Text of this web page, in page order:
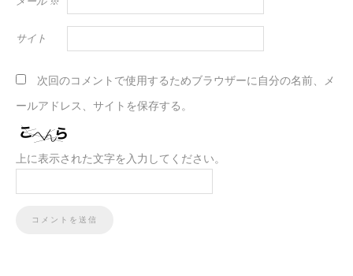
サイト
次回のコメントで使用するためブラウザーに自分の名前、メ
ールアドレス、サイトを保存する。
上に表示された文字を入力してください。